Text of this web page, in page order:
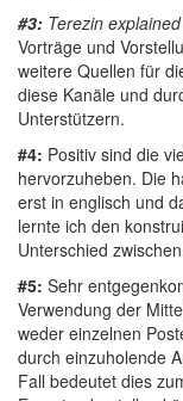
#3: Terezin explained
Vorträge und
weitere Quellen für
diese Kanäle und
Unterstützern.
#4: Positiv sind die
hervorzuheben. Die
erst in englisch und
lernte ich den
Unterschied
#5: Sehr
Verwendung der
weder einzelnen
durch einzuholende
Fall bedeutet dies